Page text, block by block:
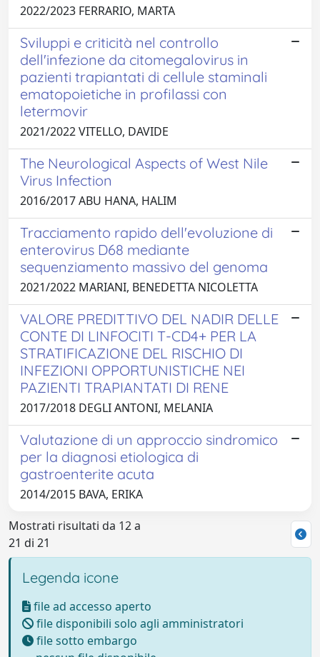
2022/2023 FERRARIO, MARTA
Sviluppi e criticità nel controllo
dell'infezione da citomegalovirus in
pazienti trapiantati di cellule staminali
ematopoietiche in profilassi con
letermovir
2021/2022 VITELLO, DAVIDE
The Neurological Aspects of West Nile
Virus Infection
2016/2017 ABU HANA, HALIM
Tracciamento rapido dell'evoluzione di
enterovirus D68 mediante
sequenziamento massivo del genoma
2021/2022 MARIANI, BENEDETTA NICOLETTA
VALORE PREDITTIVO DEL NADIR DELLE
CONTE DI LINFOCITI T-CD4+ PER LA
STRATIFICAZIONE DEL RISCHIO DI
INFEZIONI OPPORTUNISTICHE NEI
PAZIENTI TRAPIANTATI DI RENE
2017/2018 DEGLI ANTONI, MELANIA
Valutazione di un approccio sindromico
per la diagnosi etiologica di
gastroenterite acuta
2014/2015 BAVA, ERIKA
Mostrati risultati da 12 a
21 di 21
Legenda icone
file ad accesso aperto
file disponibili solo agli amministratori
file sotto embargo